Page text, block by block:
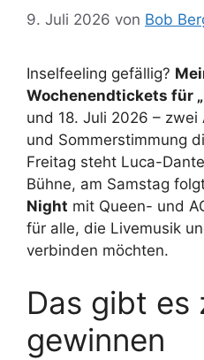
9. Juli 2026 von Bob
Inselfeeling gefällig?
Wochenendtickets für
und 18. Juli 2026 –
und Sommerstimmung
Freitag steht Luca-
Bühne, am Samstag
Night mit Queen- und
für alle, die Livemusik
verbinden möchten.
Das gibt es
gewinnen